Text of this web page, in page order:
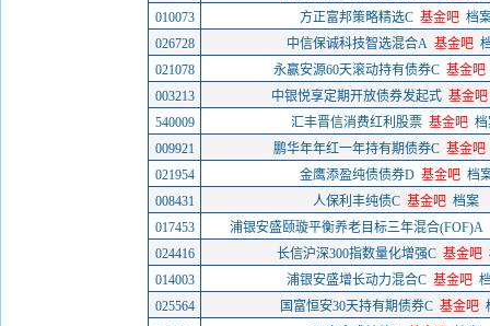
010073
方正富邦策略精选C 基金吧 档
026728
中信保诚科技智选混合A 基金吧
021078
永赢安源60天滚动持有债券C 基金吧
003213
中银悦享定期开放债券发起式 基金吧
540009
汇丰晋信消费红利股票 基金吧
009921
鹏华年年红一年持有期债券C 基金吧
021954
金鹰添盈纯债债券D 基金吧 档
008431
人保利丰纯债C 基金吧 档案
017453
浦银安盛颐璇平衡养老目标三年混合(FOF)A
024416
长信沪深300指数量化增强C 基金吧
014003
浦银安盛增长动力混合C 基金吧
025564
国富恒安30天持有期债券C 基金吧